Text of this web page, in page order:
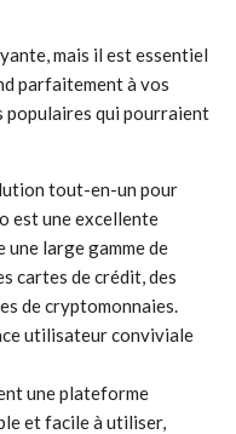
mais il est essentiel
parfaitement à vos
populaires qui pourraient
tout-en-un pour
est une excellente
large gamme de
cartes de crédit, des
de cryptomonnaies.
utilisateur conviviale
une plateforme
et facile à utiliser,